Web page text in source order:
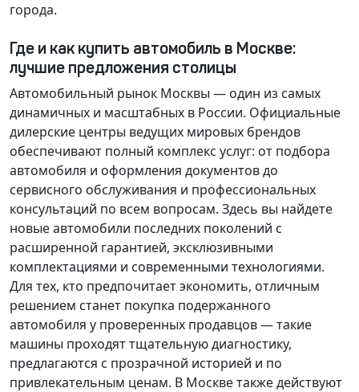
города.
Где и как купить автомобиль в Москве:
лучшие предложения столицы
Автомобильный рынок Москвы — один из самых
динамичных и масштабных в России. Официальные
дилерские центры ведущих мировых брендов
обеспечивают полный комплекс услуг: от подбора
автомобиля и оформления документов до
сервисного обслуживания и профессиональных
консультаций по всем вопросам. Здесь вы найдете
новые автомобили последних поколений с
расширенной гарантией, эксклюзивными
комплектациями и современными технологиями.
Для тех, кто предпочитает экономить, отличным
решением станет покупка подержанного
автомобиля у проверенных продавцов — такие
машины проходят тщательную диагностику,
предлагаются с прозрачной историей и по
привлекательным ценам. В Москве также действуют